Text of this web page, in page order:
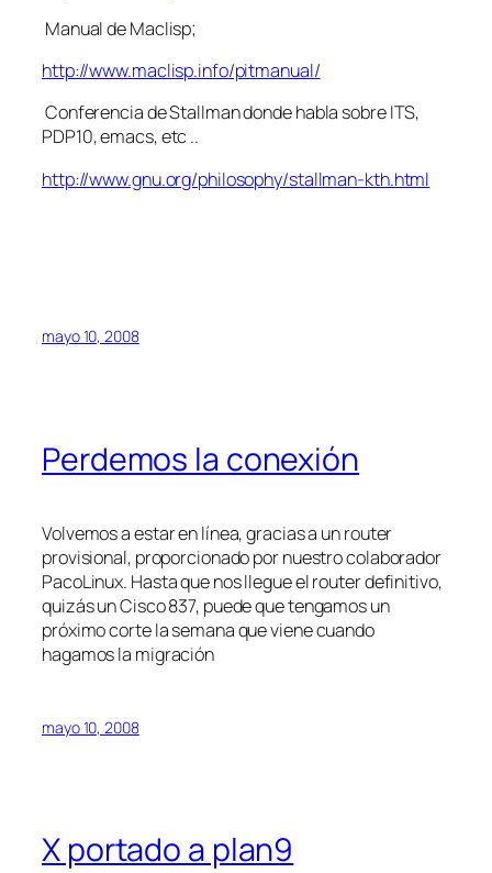
Manual de Maclisp;
http://www.maclisp.info/pitmanual/
Conferencia de Stallman donde habla sobre ITS,
PDP10, emacs, etc ..
http://www.gnu.org/philosophy/stallman-kth.html
mayo 10, 2008
Perdemos la conexión
Volvemos a estar en línea, gracias a un router
provisional, proporcionado por nuestro colaborador
PacoLinux. Hasta que nos llegue el router definitivo,
quizás un Cisco 837, puede que tengamos un
próximo corte la semana que viene cuando
hagamos la migración
mayo 10, 2008
X portado a plan9